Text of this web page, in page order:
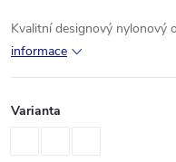
Kvalitní designový nylonový
informace
Varianta